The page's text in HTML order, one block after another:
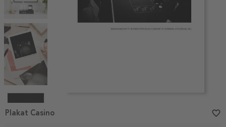
1
Plakat Casino favorite_border